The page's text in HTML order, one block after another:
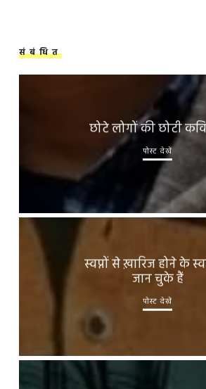
संबंधित
छोटे लोगों की छोटी
पोस्ट देखें
स्वप्नों से ख़ारिज होने के
जान चुके हैं
पोस्ट देखें